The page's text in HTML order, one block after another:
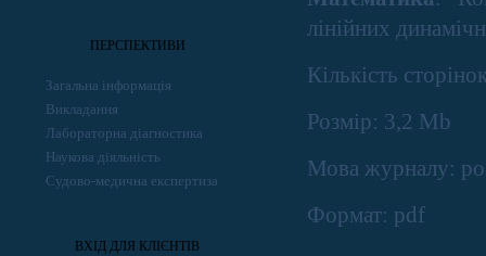
ПЕРСПЕКТИВИ
Загальна інформація
Викладання
Лабораторна діагностика
Наукова діяльність
Судово-медична експертиза
ВХІД ДЛЯ КЛІЄНТІВ
лінійних
Кількість
Розмір: 3,2 Mb
Мова журналу:
Формат: pdf